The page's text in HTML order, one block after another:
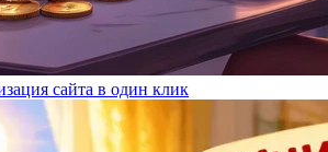
сайта в один клик